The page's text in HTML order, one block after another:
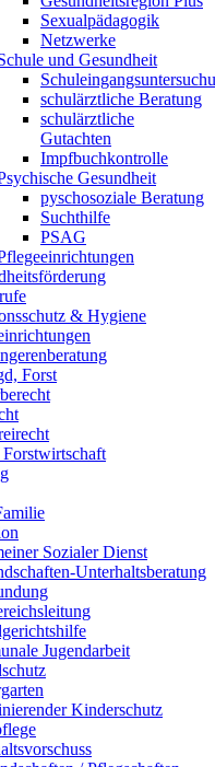
Sexualpädagogik
Netzwerke
und Gesundheit
schulärztliche Beratung
schulärztliche
Gutachten
Impfbuchkontrolle
Gesundheit
pyschosoziale Beratung
Suchthilfe
PSAG
& Hygiene
Forst
Sozialer Dienst
Unterhaltsberatung
Jugendarbeit
Kinderschutz